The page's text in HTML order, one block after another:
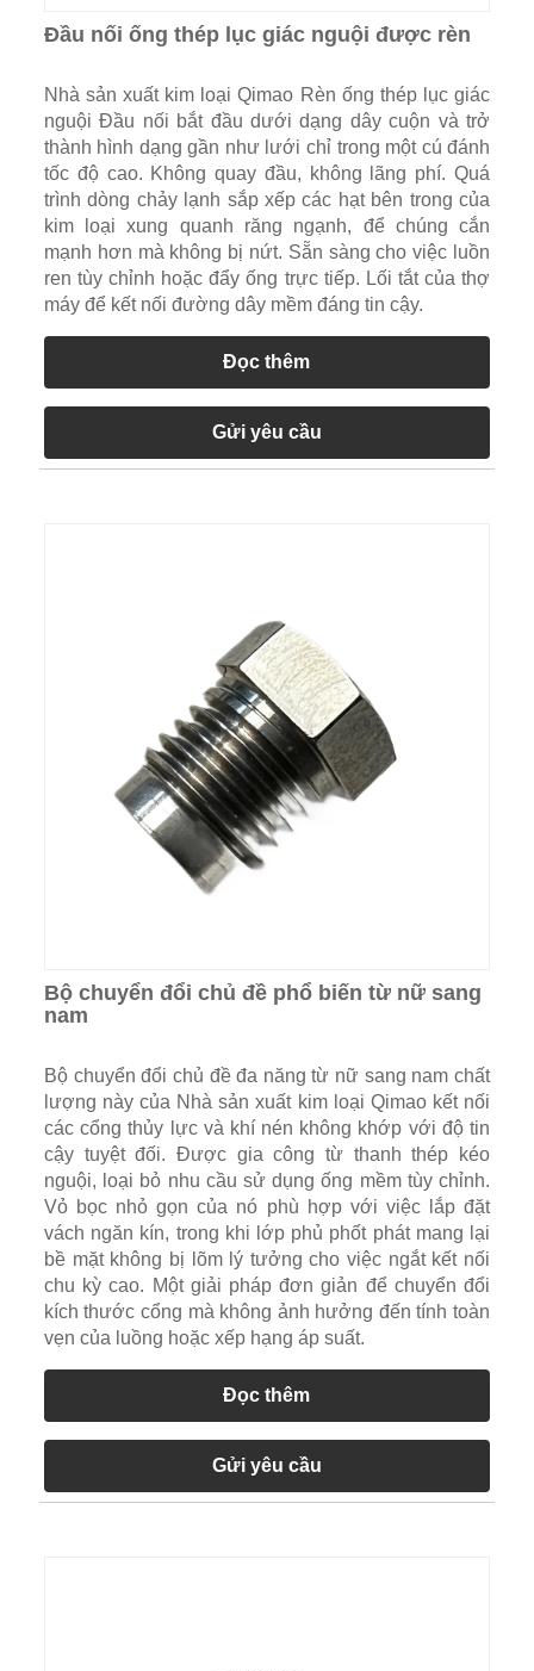
Đầu nối ống thép lục giác nguội được rèn
Nhà sản xuất kim loại Qimao Rèn ống thép lục giác
nguội Đầu nối bắt đầu dưới dạng dây cuộn và trở
thành hình dạng gần như lưới chỉ trong một cú đánh
tốc độ cao. Không quay đầu, không lãng phí. Quá
trình dòng chảy lạnh sắp xếp các hạt bên trong của
kim loại xung quanh răng ngạnh, để chúng cắn
mạnh hơn mà không bị nứt. Sẵn sàng cho việc luồn
ren tùy chỉnh hoặc đẩy ống trực tiếp. Lối tắt của thợ
máy để kết nối đường dây mềm đáng tin cậy.
Đọc thêm
Gửi yêu cầu
Bộ chuyển đổi chủ đề phổ biến từ nữ sang
nam
Bộ chuyển đổi chủ đề đa năng từ nữ sang nam chất
lượng này của Nhà sản xuất kim loại Qimao kết nối
các cổng thủy lực và khí nén không khớp với độ tin
cậy tuyệt đối. Được gia công từ thanh thép kéo
nguội, loại bỏ nhu cầu sử dụng ống mềm tùy chỉnh.
Vỏ bọc nhỏ gọn của nó phù hợp với việc lắp đặt
vách ngăn kín, trong khi lớp phủ phốt phát mang lại
bề mặt không bị lõm lý tưởng cho việc ngắt kết nối
chu kỳ cao. Một giải pháp đơn giản để chuyển đổi
kích thước cổng mà không ảnh hưởng đến tính toàn
vẹn của luồng hoặc xếp hạng áp suất.
Đọc thêm
Gửi yêu cầu